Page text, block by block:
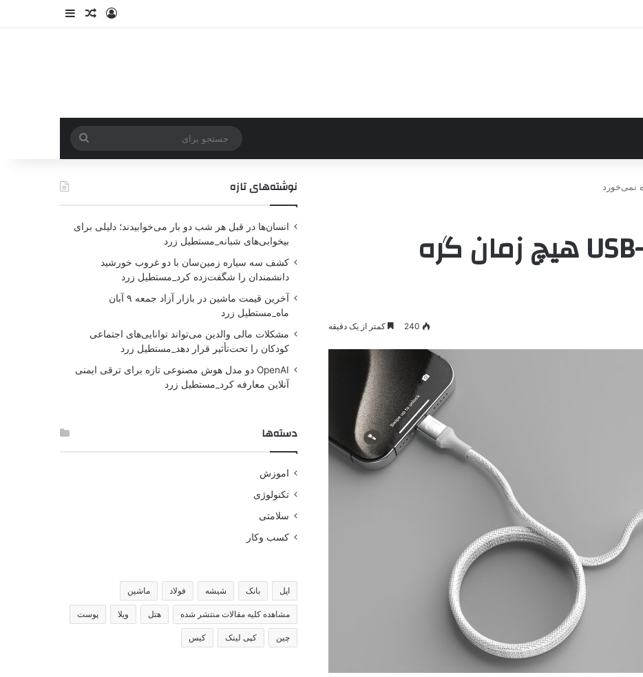
این کابل آهنربایی USB-C هیچ زمان گره
240 کمتر از یک دقیقه
نوشته‌های تازه
انسان‌ها در قبل هر شب دو بار می‌خوابیدند؛ دلیلی برای
بیخوابی‌های شبانه_مستطیل زرد
کشف سه سیاره زمین‌سان با دو غروب خورشید
دانشمندان را شگفت‌زده کرد_مستطیل زرد
آخرین قیمت ماشین در بازار آزاد جمعه ۹ آبان
ماه_مستطیل زرد
مشکلات مالی والدین می‌تواند توانایی‌های اجتماعی
کودکان را تحت‌تأثیر قرار دهد_مستطیل زرد
OpenAI دو مدل هوش مصنوعی تازه برای ترقی ایمنی
آنلاین معارفه کرد_مستطیل زرد
دسته‌ها
اموزش
تکنولوژی
سلامتی
کسب وکار
اپل بانک شیشه فولاد ماشین
مشاهده کلیه مقالات منتشر شده هتل ویلا پوست
چین کپی لینک کیس